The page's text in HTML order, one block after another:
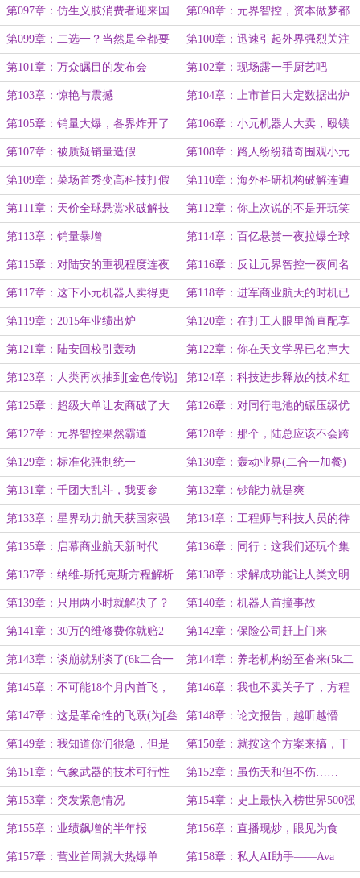
第097章：仿生义肢消费者迎来国
补
第098章：元界智控，资本做梦都
在馋(4000字)
第099章：二选一？当然是全都要
(4500字)
第100章：迅速引起外界强烈关注
(4000字)
第101章：万众瞩目的发布会 第102章：现场露一手厨艺吧
第103章：惊艳与震撼 第104章：上市首日大定数据出炉
第105章：销量大爆，各界炸开了
锅
第106章：小元机器人大卖，殴镁
急了
第107章：被质疑销量造假 第108章：路人纷纷猎奇围观小元
机器人
第109章：菜场首秀变高科技打假
现场
第110章：海外科研机构破解连遭
失败(4.8k大章加餐)
第111章：天价全球悬赏求破解技
术
第112章：你上次说的不是开玩笑
的？
第113章：销量暴增 第114章：百亿悬赏一夜拉爆全球
热度
第115章：对陆安的重视程度连夜
提级
第116章：反让元界智控一夜间名
震全球
第117章：这下小元机器人卖得更
火爆
第118章：进军商业航天的时机已
成熟
第119章：2015年业绩出炉 第120章：在打工人眼里简直配享
太庙
第121章：陆安回校引轰动 第122章：你在天文学界已名声大
噪
第123章：人类再次抽到[金色传说]
了？(二合一)
第124章：科技进步释放的技术红
利
第125章：超级大单让友商破了大
防
第126章：对同行电池的碾压级优
势
第127章：元界智控果然霸道 第128章：那个，陆总应该不会跨
界来造车的吧？
第129章：标准化强制统一 第130章：轰动业界(二合一加餐)
第131章：千团大乱斗，我要参
团！
第132章：钞能力就是爽
第133章：星界动力航天获国家强
力支持
第134章：工程师与科技人员的待
遇
第135章：启幕商业航天新时代 第136章：同行：这我们还玩个集
贸啊！
第137章：纳维-斯托克斯方程解析
解
第138章：求解成功能让人类文明
上一个新高度
第139章：只用两小时就解决了？ 第140章：机器人首撞事故
第141章：30万的维修费你就赔2
万？法庭见吧！
第142章：保险公司赶上门来
第143章：谈崩就别谈了(6k二合一
加餐)
第144章：养老机构纷至沓来(5k二
合一加餐求月票)
第145章：不可能18个月内首飞，
除非N-S方程搞定了！
第146章：我也不卖关子了，方程
我搞定了
第147章：这是革命性的飞跃(为[叁
酒酒酒]萌主加餐）
第148章：论文报告，越听越懵
第149章：我知道你们很急，但是
先别急
第150章：就按这个方案来搞，干
吧
第151章：气象武器的技术可行性 第152章：虽伤天和但不伤……
第153章：突发紧急情况 第154章：史上最快入榜世界500强
第155章：业绩飙增的半年报 第156章：直播现炒，眼见为食
第157章：营业首周就大热爆单 第158章：私人AI助手——Ava